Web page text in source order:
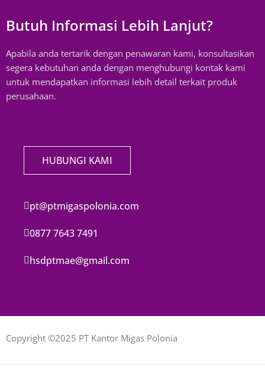
Butuh Informasi Lebih Lanjut?
Apabila anda tertarik dengan penawaran kami, konsultasikan
segera kebutuhan anda dengan menghubungi kontak kami
untuk mendapatkan informasi lebih detail terkait produk
perusahaan.
HUBUNGI KAMI
pt@ptmigaspolonia.com
0877 7643 7491
hsdptmae@gmail.com
Copyright ©2025 PT Kantor Migas Polonia